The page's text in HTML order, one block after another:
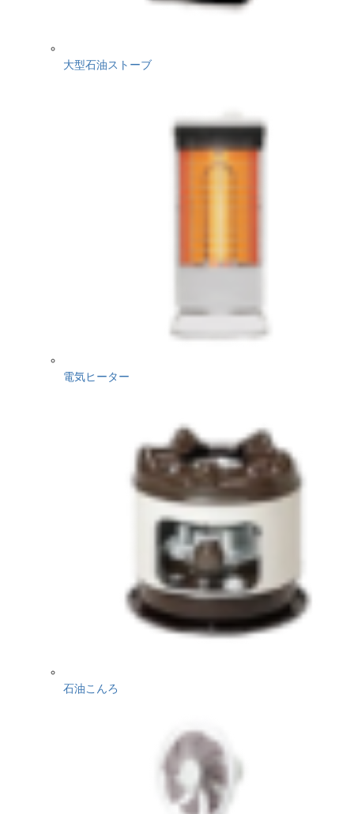
大型石油ストーブ
電気ヒーター
石油こんろ